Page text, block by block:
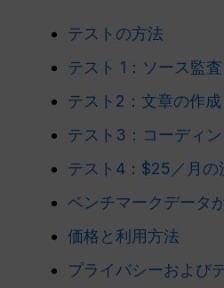
テストの方法
テスト 1：ソース監査
テスト2：文章の作
テスト3：コーディ
テスト4：$25／月の
ベンチマークデータ
価格と利用方法
プライバシーおよび